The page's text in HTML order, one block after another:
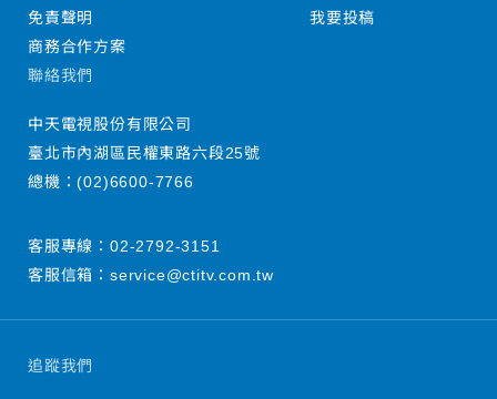
追蹤我們
免責聲明
商務合作方案
我要投稿
聯絡我們
中天電視股份有限公司
臺北市內湖區民權東路六段25號
總機：(02)6600-7766
客服專線： 02-2792-3151
客服信箱： service@ctitv.com.tw